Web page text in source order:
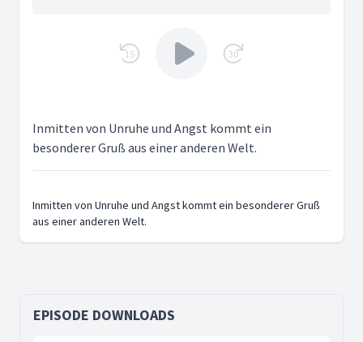
15 30
Inmitten von Unruhe und Angst kommt ein
besonderer Gruß aus einer anderen Welt.
Inmitten von Unruhe und Angst kommt ein besonderer Gruß
aus einer anderen Welt.
EPISODE DOWNLOADS